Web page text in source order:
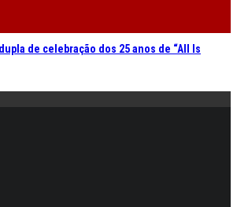
de celebração dos 25 anos de “All Is